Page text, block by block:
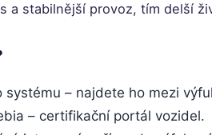
a stabilnější provoz, tím delší
systému – najdete ho mezi
– certifikační portál vozidel.